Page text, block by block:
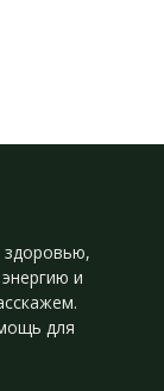
здоровью,
и
для